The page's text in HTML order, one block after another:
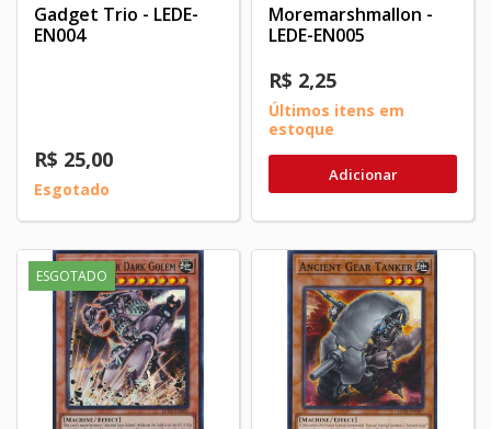
Gadget Trio - LEDE-
EN004
R$ 25,00
Esgotado
Moremarshmallon -
LEDE-EN005
R$ 2,25
Últimos itens em
estoque
Adicionar
ESGOTADO